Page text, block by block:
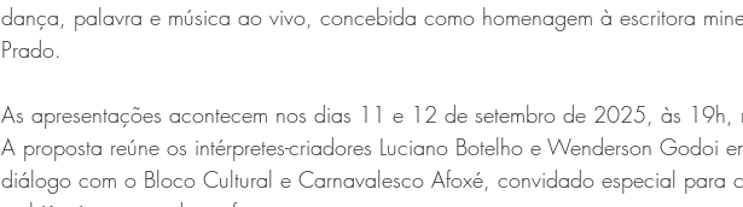
dança, palavra e música ao vivo, concebida como homenagem à escritora
Prado.
As apresentações acontecem nos dias 11 e 12 de setembro de 2025, às 19h,
A proposta reúne os intérpretes-criadores Luciano Botelho e Wenderson Godoi
diálogo com o Bloco Cultural e Carnavalesco Afoxé, convidado especial para